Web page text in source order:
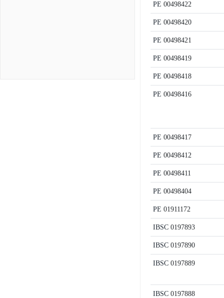
PE 00498422
PE 00498420
PE 00498421
PE 00498419
PE 00498418
PE 00498416
PE 00498417
PE 00498412
PE 00498411
PE 00498404
PE 01911172
IBSC 0197893
IBSC 0197890
IBSC 0197889
IBSC 0197888